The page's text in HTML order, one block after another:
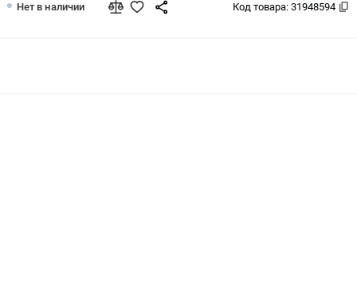
Нет в наличии Код товара: 31948594